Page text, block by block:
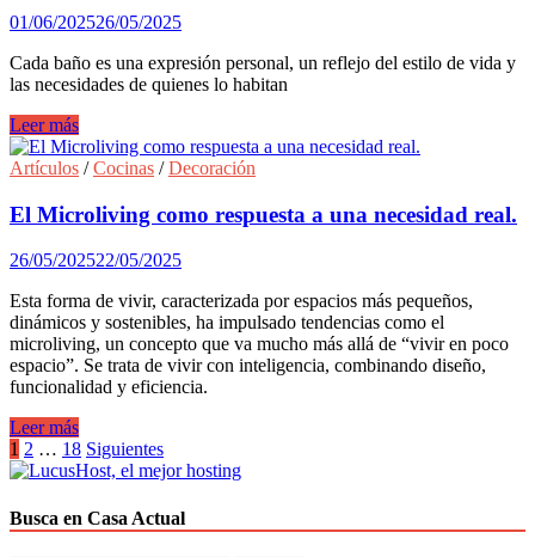
01/06/202526/05/2025
Cada baño es una expresión personal, un reflejo del estilo de vida y
las necesidades de quienes lo habitan
El
arte
de
baños
integrales:
las
soluciones
de
Acquabella
con
estilo
propio.
Leer más
Artículos /Cocinas /Decoración
El Microliving como respuesta a una necesidad real.
26/05/202522/05/2025
Esta forma de vivir, caracterizada por espacios más pequeños,
dinámicos y sostenibles, ha impulsado tendencias como el
microliving, un concepto que va mucho más allá de “vivir en poco
espacio”. Se trata de vivir con inteligencia, combinando diseño,
funcionalidad y eficiencia.
El
Microliving
como
a
una
Leer más
Paginación
de
entradas
1 2 … 18 Siguientes
Busca en Casa Actual